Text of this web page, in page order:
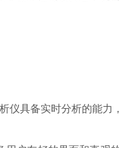
具备实时分析的能力